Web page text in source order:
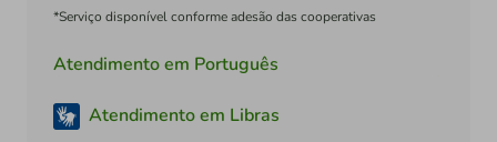
*Serviço disponível conforme adesão das cooperativas
Atendimento em Português
Atendimento em Libras